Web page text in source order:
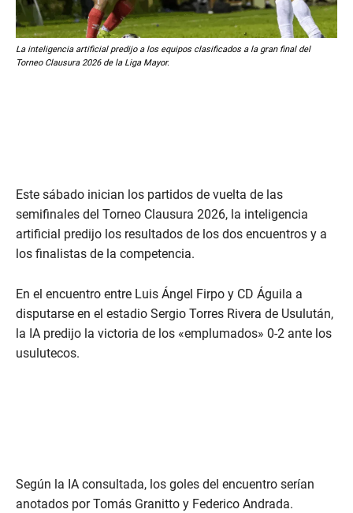
La inteligencia artificial predijo a los equipos clasificados a la gran final del
Torneo Clausura 2026 de la Liga Mayor.
Este sábado inician los partidos de vuelta de las
semifinales del Torneo Clausura 2026, la inteligencia
artificial predijo los resultados de los dos encuentros y a
los finalistas de la competencia.
En el encuentro entre Luis Ángel Firpo y CD Águila a
disputarse en el estadio Sergio Torres Rivera de Usulután,
la IA predijo la victoria de los «emplumados» 0-2 ante los
usulutecos.
Según la IA consultada, los goles del encuentro serían
anotados por Tomás Granitto y Federico Andrada.